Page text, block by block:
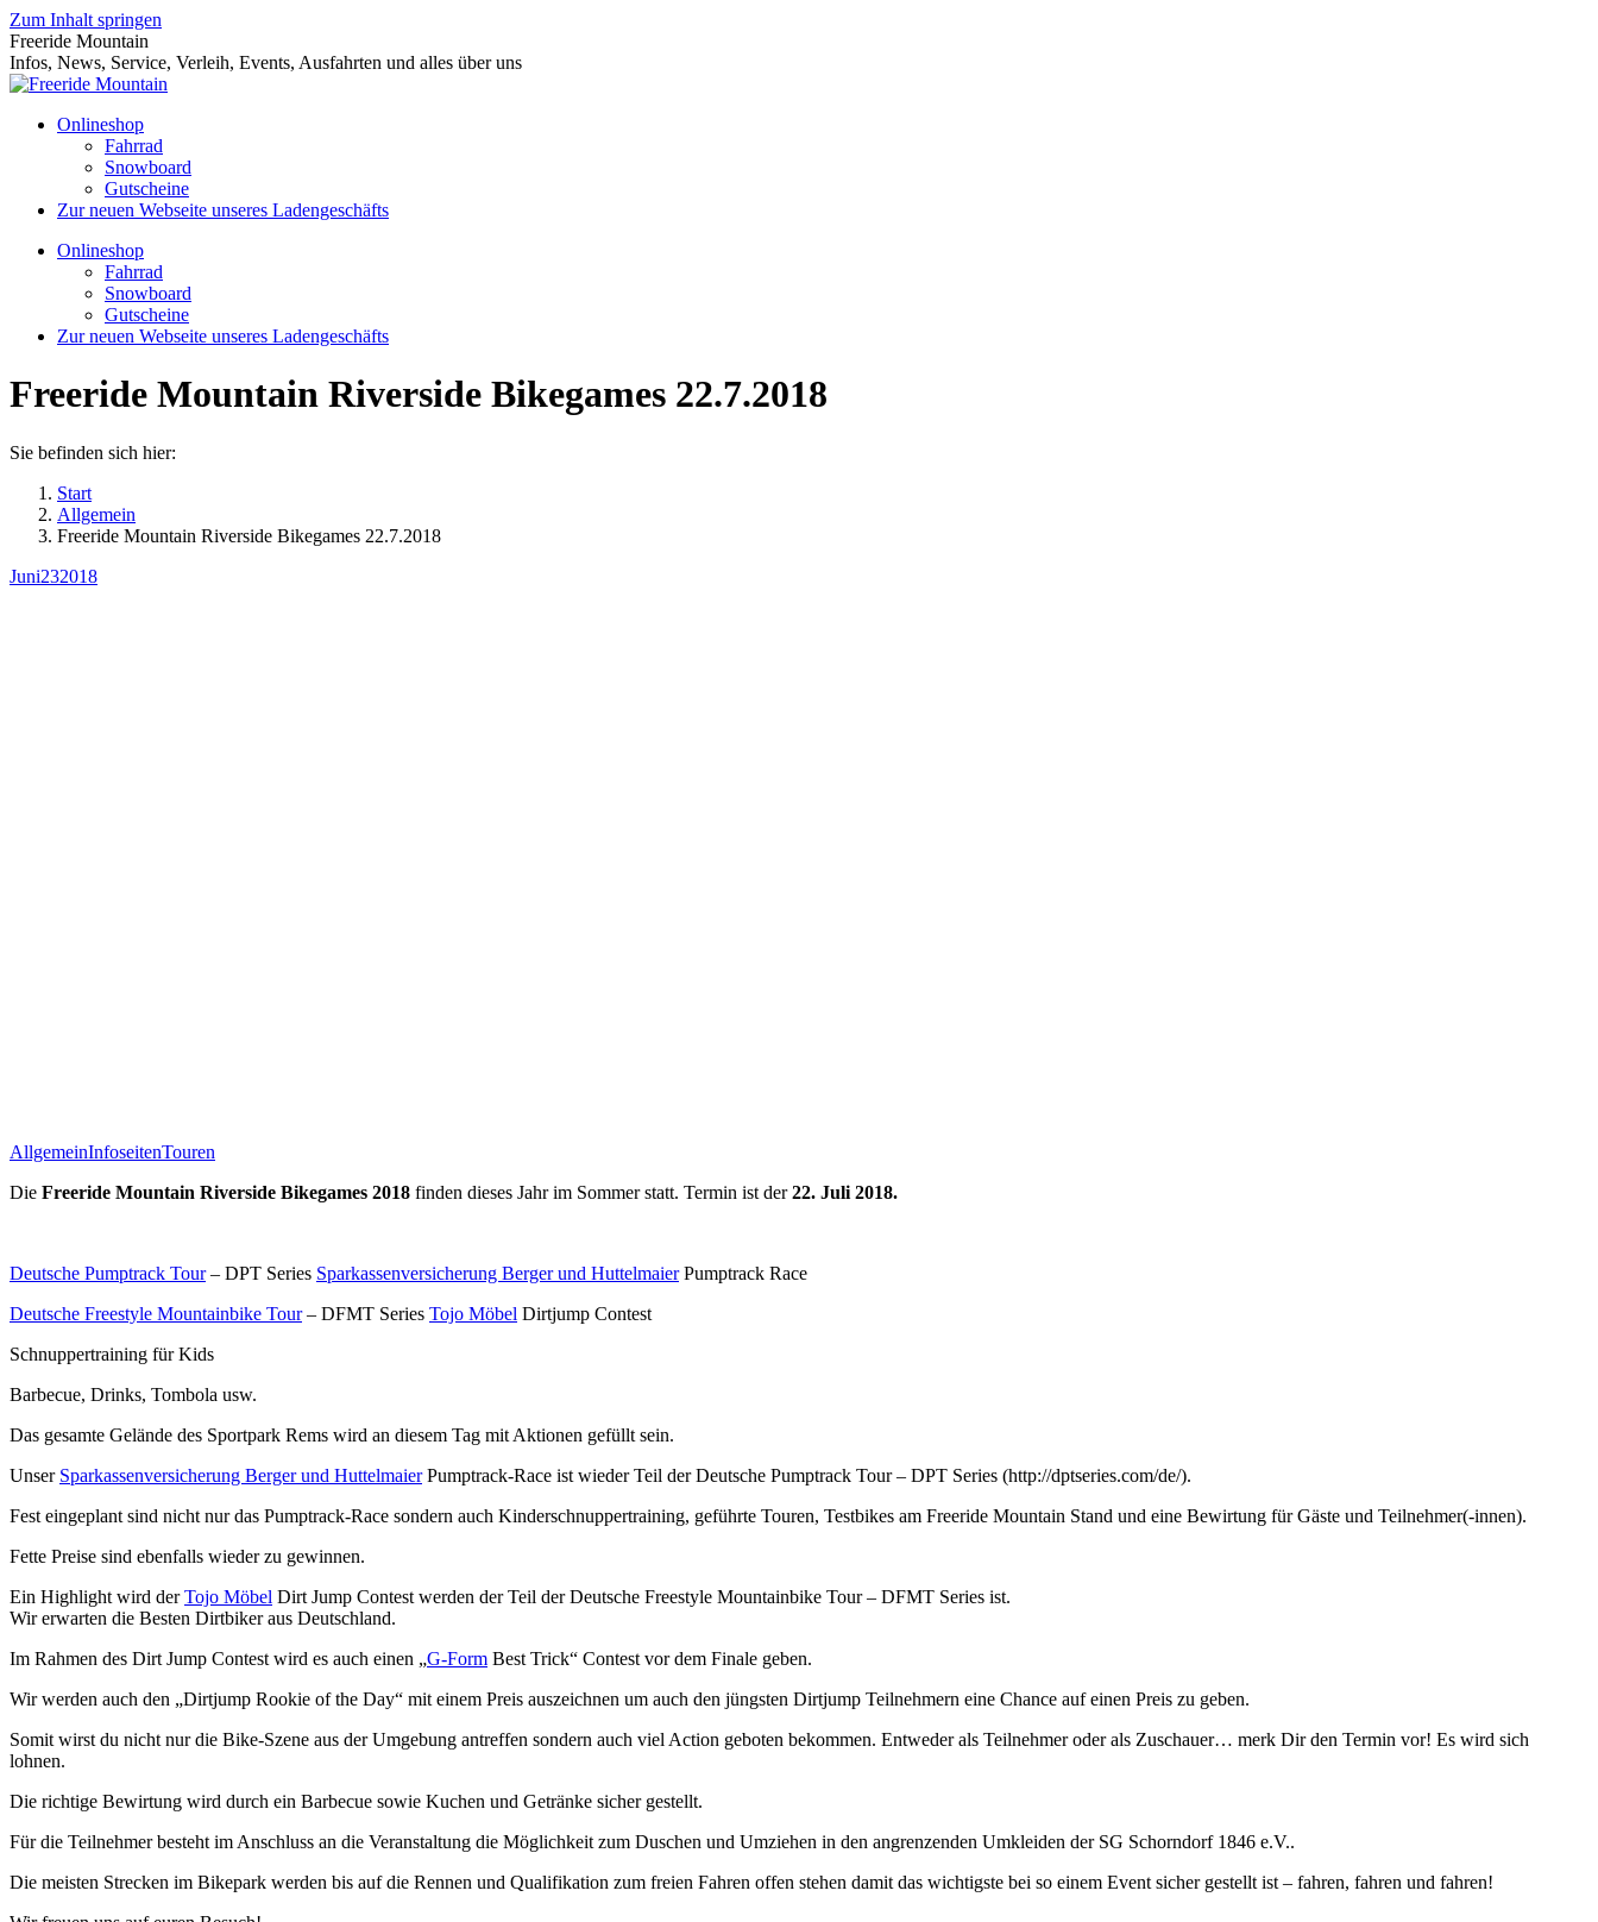
Zum Inhalt springen
Freeride Mountain
Infos, News, Service, Verleih, Events, Ausfahrten und alles über uns
Onlineshop
Fahrrad
Snowboard
Gutscheine
Zur neuen Webseite unseres Ladengeschäfts
Onlineshop
Fahrrad
Snowboard
Gutscheine
Zur neuen Webseite unseres Ladengeschäfts
Freeride Mountain Riverside Bikegames 22.7.2018
Sie befinden sich hier:
Start
Allgemein
Freeride Mountain Riverside Bikegames 22.7.2018
Juni232018
AllgemeinInfoseitenTouren
Die Freeride Mountain Riverside Bikegames 2018 finden dieses Jahr im Sommer statt. Termin ist der22. Juli 2018.
Deutsche Pumptrack Tour– DPT Series Sparkassenversicherung Berger und HuttelmaierPumptrack Race
Deutsche Freestyle Mountainbike Tour– DFMT Series Tojo Möbel Dirtjump Contest
Schnuppertraining für Kids
Barbecue, Drinks, Tombola usw.
Das gesamte Gelände des Sportpark Rems wird an diesem Tag mit Aktionen gefüllt sein.
Unser Sparkassenversicherung Berger und HuttelmaierPumptrack-Race ist wieder Teil der Deutsche Pumptrack Tour – DPT Series (http://dptseries.com/de/).
Fest eingeplant sind nicht nur das Pumptrack-Race sondern auch Kinderschnuppertraining, geführte Touren, Testbikes am Freeride Mountain Stand und eine Bewirtung für Gäste und Teilnehmer(-innen).
Fette Preise sind ebenfalls wieder zu gewinnen.
Ein Highlight wird derTojo Möbel Dirt Jump Contest werden der Teil der Deutsche Freestyle Mountainbike Tour – DFMT Series ist.
Wir erwarten die Besten Dirtbiker aus Deutschland.
Im Rahmen des Dirt Jump Contest wird es auch einen „G-Form Best Trick“ Contest vor dem Finale geben.
Wir werden auch den „Dirtjump Rookie of the Day“ mit einem Preis auszeichnen um auch den jüngsten Dirtjump Teilnehmern eine Chance auf einen Preis zu geben.
Somit wirst du nicht nur die Bike-Szene aus der Umgebung antreffen sondern auch viel Action geboten bekommen. Entweder als Teilnehmer oder als Zuschauer… merk Dir den Termin vor! Es wird sich
lohnen.
Die richtige Bewirtung wird durch ein Barbecue sowie Kuchen und Getränke sicher gestellt.
Für die Teilnehmer besteht im Anschluss an die Veranstaltung die Möglichkeit zum Duschen und Umziehen in den angrenzenden Umkleiden der SG Schorndorf 1846 e.V..
Die meisten Strecken im Bikepark werden bis auf die Rennen und Qualifikation zum freien Fahren offen stehen damit das wichtigste bei so einem Event sicher gestellt ist – fahren, fahren und fahren!